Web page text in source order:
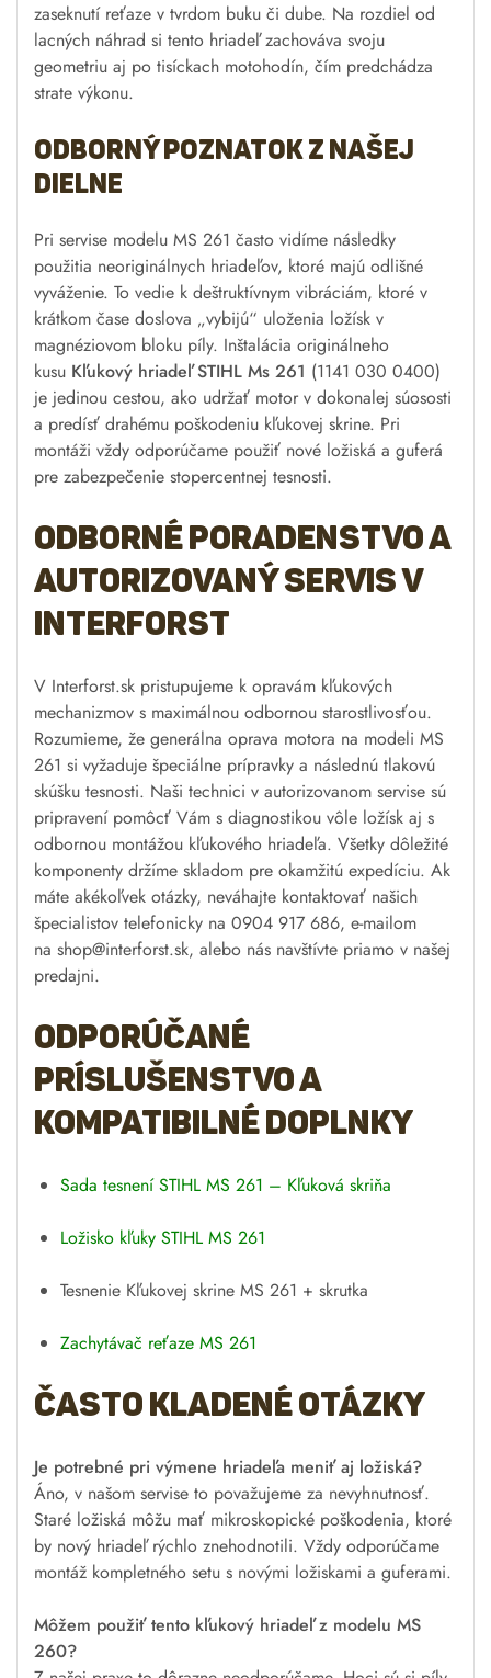
zaseknutí reťaze v tvrdom buku či dube. Na rozdiel od
lacných náhrad si tento hriadeľ zachováva svoju
geometriu aj po tisíckach motohodín, čím predchádza
strate výkonu.
Odborný poznatok z našej
dielne
Pri servise modelu MS 261 často vidíme následky
použitia neoriginálnych hriadeľov, ktoré majú odlišné
vyváženie. To vedie k deštruktívnym vibráciám, ktoré v
krátkom čase doslova „vybijú“ uloženia ložísk v
magnéziovom bloku píly. Inštalácia originálneho
kusu Kľukový hriadeľ STIHL Ms 261 (1141 030 0400)
je jedinou cestou, ako udržať motor v dokonalej súososti
a predísť drahému poškodeniu kľukovej skrine. Pri
montáži vždy odporúčame použiť nové ložiská a guferá
pre zabezpečenie stopercentnej tesnosti.
Odborné poradenstvo a
autorizovaný servis v
Interforst
V Interforst.sk pristupujeme k opravám kľukových
mechanizmov s maximálnou odbornou starostlivosťou.
Rozumieme, že generálna oprava motora na modeli MS
261 si vyžaduje špeciálne prípravky a následnú tlakovú
skúšku tesnosti. Naši technici v autorizovanom servise sú
pripravení pomôcť Vám s diagnostikou vôle ložísk aj s
odbornou montážou kľukového hriadeľa. Všetky dôležité
komponenty držíme skladom pre okamžitú expedíciu. Ak
máte akékoľvek otázky, neváhajte kontaktovať našich
špecialistov telefonicky na 0904 917 686, e-mailom
na shop@interforst.sk, alebo nás navštívte priamo v našej
predajni.
Odporúčané
príslušenstvo a
kompatibilné doplnky
Sada tesnení STIHL MS 261 – Kľuková skriňa
Ložisko kľuky STIHL MS 261
Tesnenie Kľukovej skrine MS 261 + skrutka
Zachytávač reťaze MS 261
Často kladené otázky
Je potrebné pri výmene hriadeľa meniť aj ložiská?
Áno, v našom servise to považujeme za nevyhnutnosť.
Staré ložiská môžu mať mikroskopické poškodenia, ktoré
by nový hriadeľ rýchlo znehodnotili. Vždy odporúčame
montáž kompletného setu s novými ložiskami a guferami.
Môžem použiť tento kľukový hriadeľ z modelu MS
260?